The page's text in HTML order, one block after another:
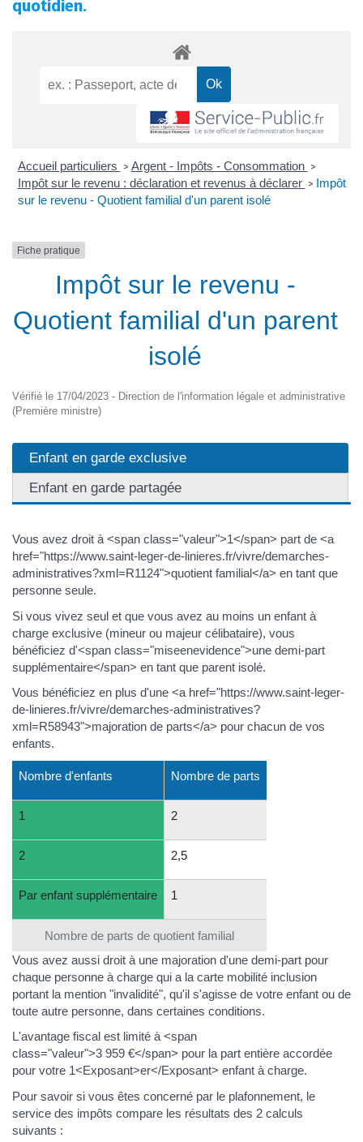
quotidien.
Accueil particuliers > Argent - Impôts - Consommation >
Impôt sur le revenu : déclaration et revenus à déclarer > Impôt
sur le revenu - Quotient familial d'un parent isolé
Fiche pratique
Impôt sur le revenu -
Quotient familial d'un parent
isolé
Vérifié le 17/04/2023 - Direction de l'information légale et administrative
(Première ministre)
Enfant en garde exclusive
Enfant en garde partagée
Vous avez droit à <span class="valeur">1</span> part de <a
href="https://www.saint-leger-de-linieres.fr/vivre/demarches-
administratives?xml=R1124">quotient familial</a> en tant que
personne seule.
Si vous vivez seul et que vous avez au moins un enfant à
charge exclusive (mineur ou majeur célibataire), vous
bénéficiez d'<span class="miseenevidence">une demi-part
supplémentaire</span> en tant que parent isolé.
Vous bénéficiez en plus d'une <a href="https://www.saint-leger-
de-linieres.fr/vivre/demarches-administratives?
xml=R58943">majoration de parts</a> pour chacun de vos
enfants.
Nombre de parts de quotient familial
Nombre d'enfants Nombre de parts
1 2
2 2,5
Par enfant supplémentaire 1
Vous avez aussi droit à une majoration d'une demi-part pour
chaque personne à charge qui a la carte mobilité inclusion
portant la mention "invalidité", qu'il s'agisse de votre enfant ou de
toute autre personne, dans certaines conditions.
L'avantage fiscal est limité à <span
class="valeur">3 959 €</span> pour la part entière accordée
pour votre 1<Exposant>er</Exposant> enfant à charge.
Pour savoir si vous êtes concerné par le plafonnement, le
service des impôts compare les résultats des 2 calculs
suivants :